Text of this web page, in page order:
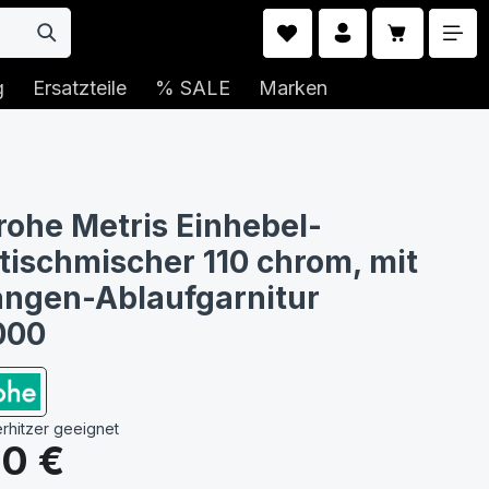
Ersatzteile % SALE Marken
Metris Einhebel-
110 chrom, mit
Ablaufgarnitur
geeignet
€